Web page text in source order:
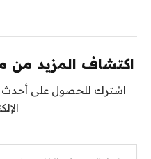
اكتشاف المزيد من
اشترك للحصول على أحدث
كتابة بريدك الإلكتروني...